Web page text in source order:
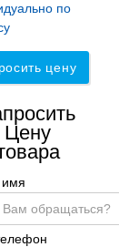
по
цену
Цену